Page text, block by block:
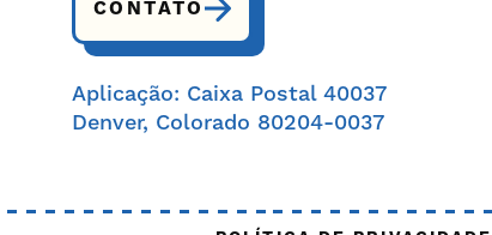
CONTATO
Aplicação: Caixa Postal 40037
Denver, Colorado 80204-0037